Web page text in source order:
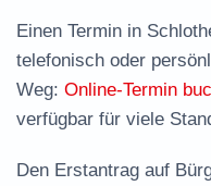
Einen Termin in
telefonisch oder
Weg: Online-Termin
verfügbar für viele
Den Erstantrag auf